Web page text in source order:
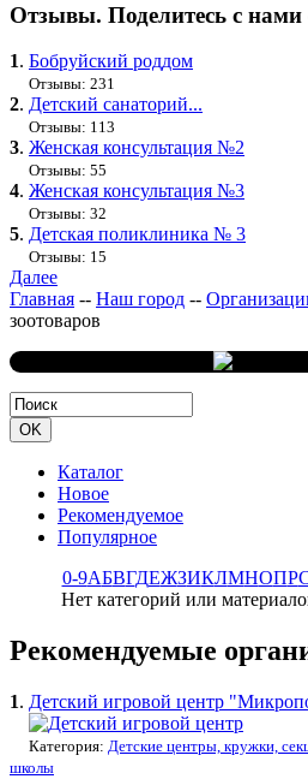
Отзывы. Поделитесь с
1. Бобруйский роддом
Отзывы: 231
2. Детский санаторий...
Отзывы: 113
3. Женская консультация №2
Отзывы: 55
4. Женская консультация №3
Отзывы: 32
5. Детская поликлиника № 3
Отзывы: 15
Далее
Главная -- Наш город --
зоотоваров
Каталог
Новое
Рекомендуемое
Популярное
0-9АБВГДЕЖЗИКЛМНОПР
Нет категорий или
Рекомендуемые
1. Детский игровой центр
Категория: Детские центры, кружки,
школы